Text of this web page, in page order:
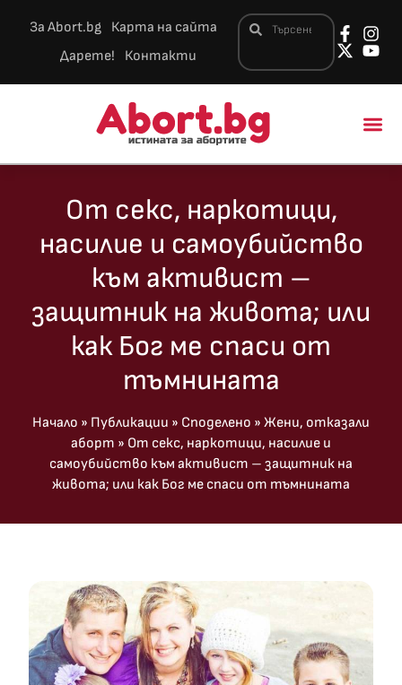
За Abort.bg
Карта на сайта
Дарете!
Контакти
От секс, наркотици,
насилие и самоубийство
към активист –
защитник на живота; или
как Бог ме спаси от
тъмнината
Начало » Публикации » Споделено » Жени, отказали
аборт » От секс, наркотици, насилие и
самоубийство към активист – защитник на
живота; или как Бог ме спаси от тъмнината